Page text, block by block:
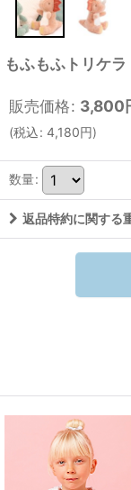
もふもふトリケラ
販売価格: 3,800
(税込: 4,180円)
数量:
返品特約に関する